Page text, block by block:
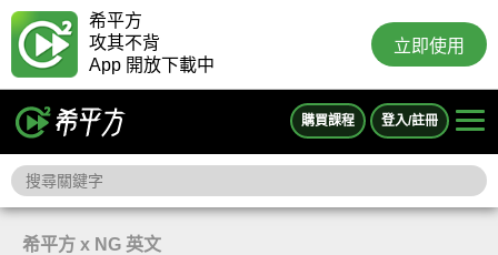
希平方
攻其不背
App 開放下載中
立即使用
購買課程 登入/註冊
希平方 x NG 英文